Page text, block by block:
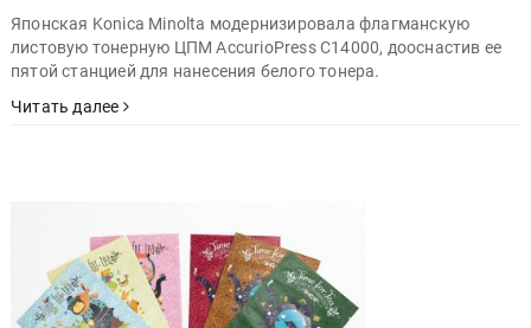
Японская Konica Minolta модернизировала флагманскую
листовую тонерную ЦПМ AccurioPress C14000, дооснастив ее
пятой станцией для нанесения белого тонера.
Читать далее